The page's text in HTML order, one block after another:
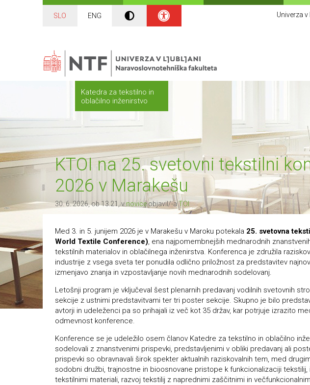
SLO ENG Univerza v
Katedra za tekstilno in
oblačilno inženirstvo
KTOI na 25. svetovni tekstilni
2026 v Marakešu
30. 6. 2026, ob 13.21, v noviceobjavil/-aTOI
Med 3. in 5. junijem 2026 je v Marakešu v Maroku potekala 25. svetovna
World Textile Conference), ena najpomembnejših mednarodnih
tekstilnih materialov in oblačilnega inženirstva. Konferenca je združila
industrije z vsega sveta ter ponudila odlično priložnost za predstavitev
izmenjavo znanja in vzpostavljanje novih mednarodnih sodelovanj.
Letošnji program je vključeval šest plenarnih predavanj vodilnih svetovnih
sekcije z ustnimi predstavitvami ter tri poster sekcije. Skupno je bilo
avtorji in udeleženci pa so prihajali iz več kot 35 držav, kar potrjuje izrazito
odmevnost konference.
Konference se je udeležilo osem članov Katedre za tekstilno in oblačilno
sodelovali z znanstvenimi prispevki, predstavljenimi v obliki predavanj ali
prispevki so obravnavali širok spekter aktualnih raziskovalnih tem, med
sodobni družbi, trajnostne in bioosnovane pristope k funkcionalizaciji
tekstilnimi materiali, razvoj tekstilij z naprednimi zaščitnimi in